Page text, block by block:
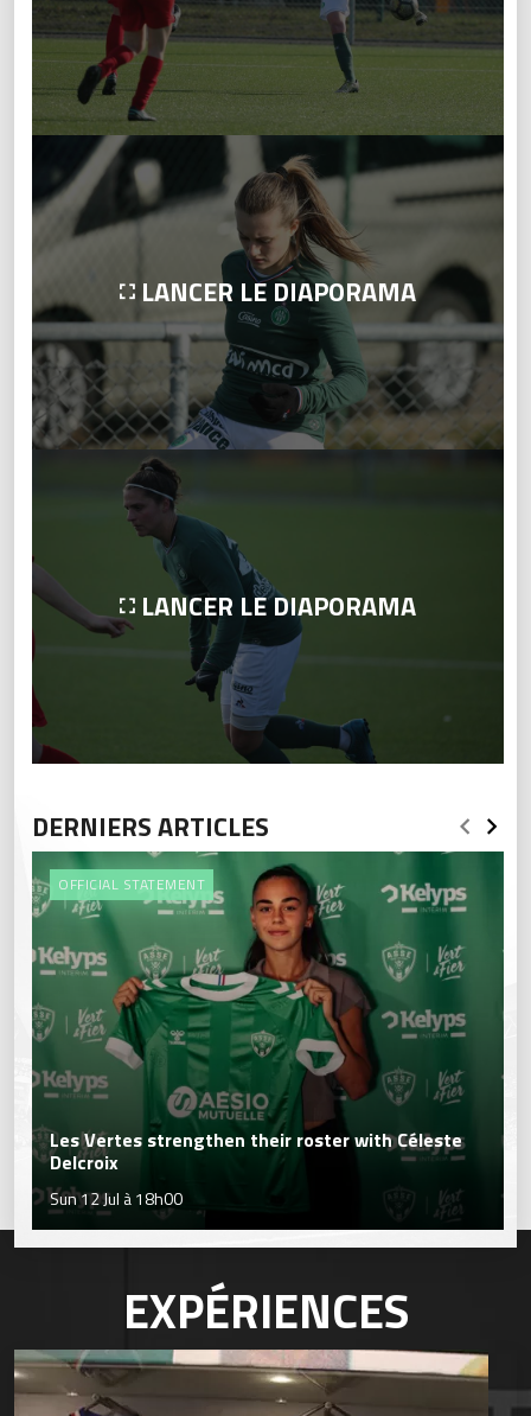
LANCER LE DIAPORAMA
LANCER LE DIAPORAMA
DERNIERS ARTICLES
OFFICIAL STATEMENT
Les Vertes strengthen their roster with Céleste
Delcroix
Sun 12 Jul à 18h00
EXPÉRIENCES